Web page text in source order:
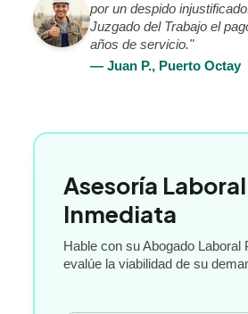
por un despido
Juzgado del Trabajo el
años de servicio."
— Juan P., Puerto Octay
Asesoría Laboral
Inmediata
Hable con su Abogado Laboral
evalúe la viabilidad de su